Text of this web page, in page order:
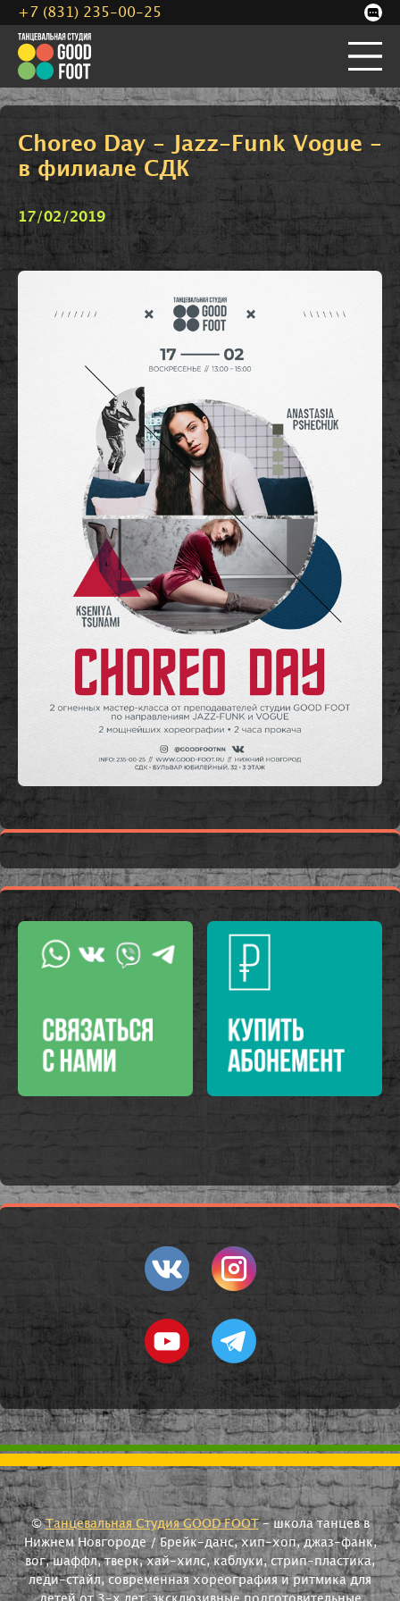
Choreo Day - Jazz-Funk Vogue -
в филиале СДК
17/02/2019
©Танцевальная Студия GOOD FOOT- школа танцев в
Нижнем Новгороде / Брейк-данс, хип-хоп, джаз-фанк,
вог, шаффл, тверк, хай-хилс, каблуки, стрип-пластика,
леди-стайл, современная хореография и ритмика для
+7 (831) 235-00-25